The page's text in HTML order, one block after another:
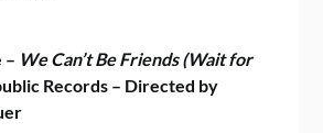
– We Can’t Be Friends (Wait for
Records – Directed by